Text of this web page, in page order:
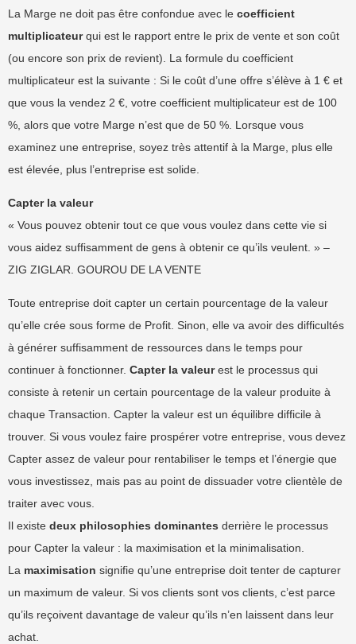
La Marge ne doit pas être confondue avec le coefficient
multiplicateurqui est le rapport entre le prix de vente et son coût
(ou encore son prix de revient). La formule du coefficient
multiplicateur est la suivante : Si le coût d’une offre s’élève à 1 € et
que vous la vendez 2 €, votre coefficient multiplicateur est de 100
%, alors que votre Marge n’est que de 50 %. Lorsque vous
examinez une entreprise, soyez très attentif à la Marge, plus elle
est élevée, plus l’entreprise est solide.
Capter la valeur
« Vous pouvez obtenir tout ce que vous voulez dans cette vie si
vous aidez suffisamment de gens à obtenir ce qu’ils veulent. » –
ZIG ZIGLAR. GOUROU DE LA VENTE
Toute entreprise doit capter un certain pourcentage de la valeur
qu’elle crée sous forme de Profit. Sinon, elle va avoir des difficultés
à générer suffisamment de ressources dans le temps pour
continuer à fonctionner. Capter la valeurest le processus qui
consiste à retenir un certain pourcentage de la valeur produite à
chaque Transaction. Capter la valeur est un équilibre difficile à
trouver. Si vous voulez faire prospérer votre entreprise, vous devez
Capter assez de valeur pour rentabiliser le temps et l’énergie que
vous investissez, mais pas au point de dissuader votre clientèle de
traiter avec vous.
Il existe deux philosophies dominantes derrière le processus
pour Capter la valeur : la maximisation et la minimalisation.
La maximisation signifie qu’une entreprise doit tenter de capturer
un maximum de valeur. Si vos clients sont vos clients, c’est parce
qu’ils reçoivent davantage de valeur qu’ils n’en laissent dans leur
achat.